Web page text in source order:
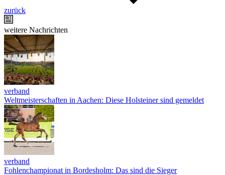
zurück
weitere Nachrichten
verband
Weltmeisterschaften in Aachen: Diese Holsteiner sind gemeldet
verband
Fohlenchampionat in Bordesholm: Das sind die Sieger